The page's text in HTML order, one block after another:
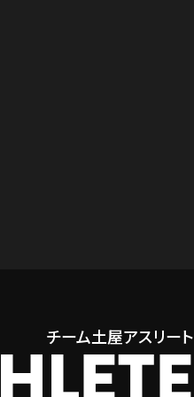
チーム土屋アスリート